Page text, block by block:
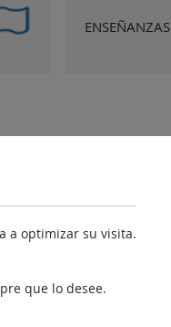
ENSEÑANZAS
Mapa web
a optimizar su visita.
que lo desee.